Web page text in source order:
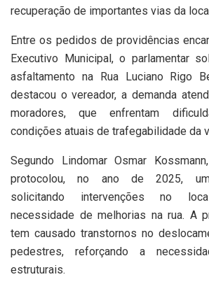
recuperação de importantes vias da
Entre os pedidos de providências
Executivo Municipal, o parlamentar
asfaltamento na Rua Luciano Rigo
destacou o vereador, a demanda
moradores, que enfrentam
condições atuais de trafegabilidade da
Segundo Lindomar Osmar
protocolou, no ano de 2025, um
solicitando intervenções no
necessidade de melhorias na rua. A
tem causado transtornos no
pedestres, reforçando a
estruturais.